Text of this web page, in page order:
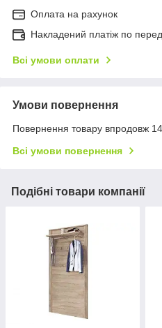
Оплата на рахунок
Накладений платіж по
Всі умови оплати
Умови повернення
Повернення товару впродовж
Всі умови повернення
Подібні товари компанії